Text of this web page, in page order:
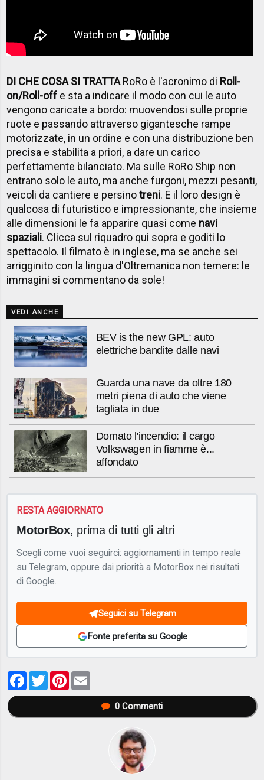
DI CHE COSA SI TRATTARoRo è l'acronimo di Roll-
on/Roll-off e sta a indicare il modo con cui le auto
vengono caricate a bordo: muovendosi sulle proprie
ruote e passando attraverso gigantesche rampe
motorizzate, in un ordine e con una distribuzione ben
precisa e stabilita a priori, a dare un carico
perfettamente bilanciato. Ma sulle RoRo Ship non
entrano solo le auto, ma anche furgoni, mezzi pesanti,
veicoli da cantiere e persinotreni. E il loro design è
qualcosa di futuristico e impressionante, che insieme
alle dimensioni le fa apparire quasi come navi
spaziali. Clicca sul riquadro qui sopra e goditi lo
spettacolo. Il filmato è in inglese, ma se anche sei
arrigginito con la lingua d'Oltremanica non temere: le
immagini si commentano da sole!
VEDI ANCHE
BEV is the new GPL: auto
elettriche bandite dalle navi
Guarda una nave da oltre 180
metri piena di auto che viene
tagliata in due
Domato l'incendio: il cargo
Volkswagen in fiamme è...
affondato
RESTA AGGIORNATO
MotorBox, prima di tutti gli altri
Scegli come vuoi seguirci: aggiornamenti in tempo reale
su Telegram, oppure dai priorità a MotorBox nei risultati
di Google.
Seguici su Telegram
Fonte preferita su Google
Facebook
TwitterPinterest
0Commenti